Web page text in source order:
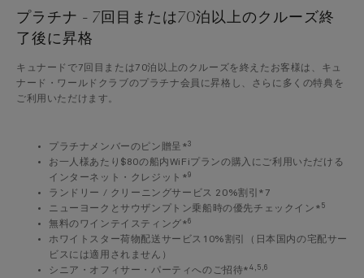
プラチナ - 7回目または70泊以上のクルーズ終
了後に昇格
キュナードで7回目または70泊以上のクルーズを終えたお客様は、キュ
ナード・ワールドクラブのプラチナ会員に昇格し、さらに多くの特典を
ご利用いただけます。
プラチナメンバーのピン贈呈*3
お一人様あたり$80の船内WiFiプランの購入にご利用いただける
インターネット・クレジット*9
ランドリー / クリーニングサービス 20%割引*7
ニューヨークとサウザンプトン乗船時の優先チェックイン* 5
無料のワインテイスティング*6
ホワイトスター荷物配送サービス10%割引（日本国内の宅配サー
ビスには適用されません）
シニア・オフィサー・パーティへのご招待* 4,5,6